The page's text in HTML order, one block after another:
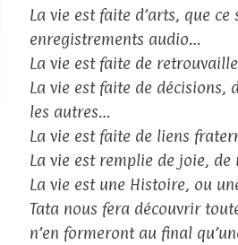
La vie est faite d’arts, que
enregistrements audio…
La vie est faite de
La vie est faite de décisions,
les autres…
La vie est faite de liens
La vie est remplie de joie,
La vie est une Histoire, ou
Tata nous fera découvrir
n’en formeront au final